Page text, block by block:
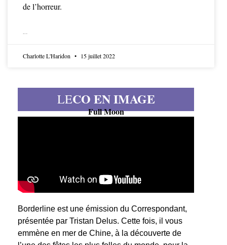
de l’horreur.
Charlotte L'Haridon 15 juillet 2022
LECO EN IMAGE
Full Moon
Borderline est une émission du Correspondant,
présentée par Tristan Delus. Cette fois, il vous
emmène en mer de Chine, à la découverte de